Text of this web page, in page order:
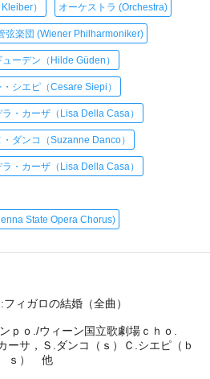
） オーケストラ (Orchestra)
弦楽団 (Wiener Philharmoniker)
ーデン（Hilde Güden）
シエピ（Cesare Siepi）
ラ・カーザ（Lisa Della Casa）
ダンコ（Suzanne Danco）
ラ・カーザ（Lisa Della Casa）
State Opera Chorus)
ィガロの結婚（全曲）
ｐｏ./ウィーン国立歌劇場ｃｈｏ.
ーサ，Ｓ.ダンコ（ｓ）Ｃ.シエピ（ｂ
ｓ） 他